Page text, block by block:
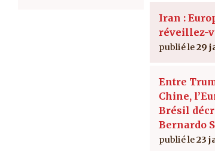
Iran :
réveillez-
29
Entre
Chine,
Brésil
Bernardo
23